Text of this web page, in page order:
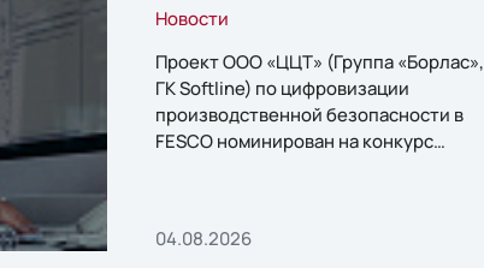
Новости
Проект ООО «ЦЦТ» (Группа «Борлас»,
ГК Softline) по цифровизации
производственной безопасности в
FESCO номинирован на конкурс
04.08.2026